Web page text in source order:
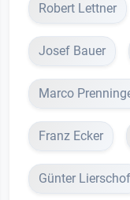
Robert Lettner
Josef Bauer
Marco
Franz Ecker
Günter Lierschof